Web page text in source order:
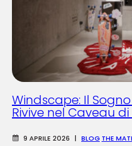
Windscape: Il
Rivive nel Caveau
9 APRILE 2026 | BLOG THE